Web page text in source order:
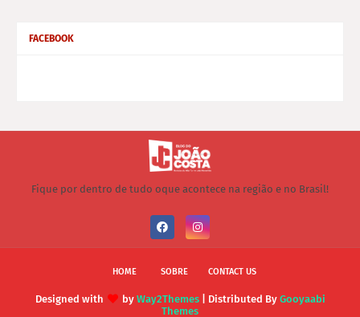
FACEBOOK
Fique por dentro de tudo oque acontece na região e no Brasil!
HOME SOBRE CONTACT US
Designed with by Way2Themes| Distributed By Gooyaabi
Themes